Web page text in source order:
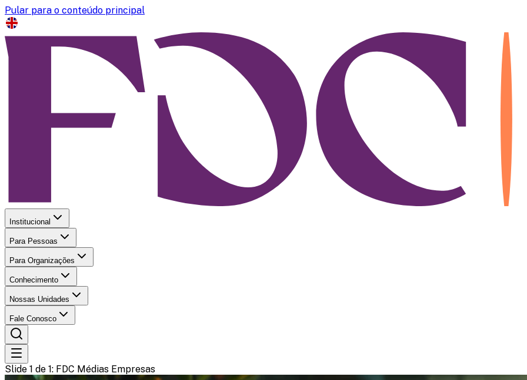
Pular para o conteúdo principal
Institucional
Para Pessoas
Para Organizações
Conhecimento
Nossas Unidades
Fale Conosco
Slide 1 de 1: FDC Médias Empresas